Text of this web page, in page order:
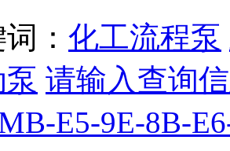
： 化工流程泵
请输入查询
E5-9E-8B-